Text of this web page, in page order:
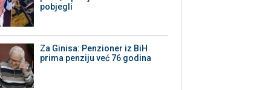
pobjegli
Za Ginisa: Penzioner iz BiH
prima penziju već 76 godina